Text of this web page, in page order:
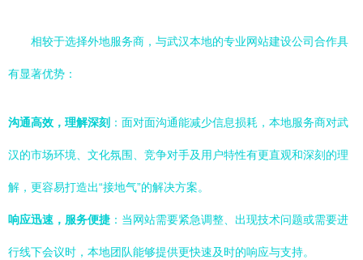
相较于选择外地服务商，与武汉本地的专业网站建设公司合作具
有显著优势：
沟通高效，理解深刻 ：面对面沟通能减少信息损耗，本地服务商对武
汉的市场环境、文化氛围、竞争对手及用户特性有更直观和深刻的理
解，更容易打造出“接地气”的解决方案。
响应迅速，服务便捷 ：当网站需要紧急调整、出现技术问题或需要进
行线下会议时，本地团队能够提供更快速及时的响应与支持。